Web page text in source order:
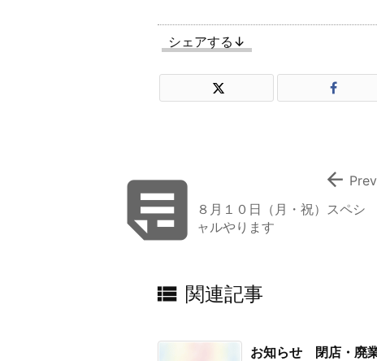
シェアする↓

８月１０日（月・祝）スペシ
ャルやります
 Prev
 関連記事
お知らせ 閉店・廃業